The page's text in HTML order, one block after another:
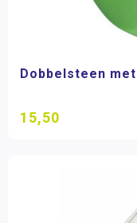
Dobbelsteen
15,50